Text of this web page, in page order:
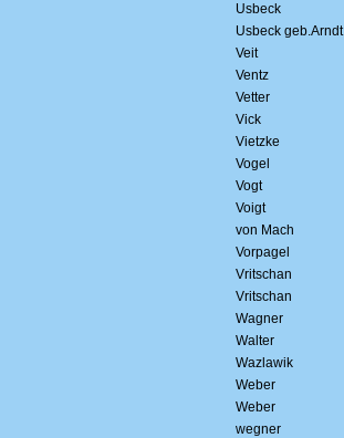
Usbeck
Usbeck geb.Arndt
Veit
Ventz
Vetter
Vick
Vietzke
Vogel
Vogt
Voigt
von Mach
Vorpagel
Vritschan
Vritschan
Wagner
Walter
Wazlawik
Weber
Weber
wegner